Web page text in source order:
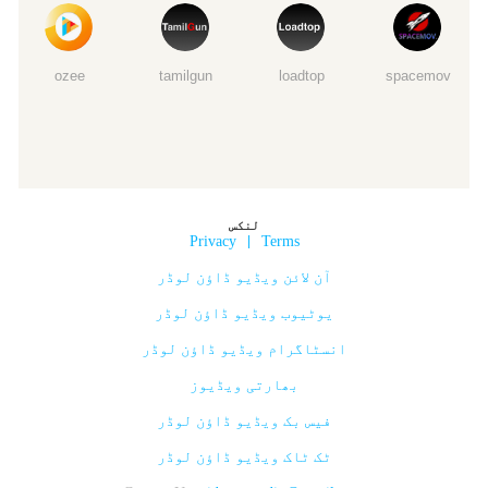
ozee tamilgun loadtop spacemov
لنکس
Privacy | Terms
آن لائن ویڈیو ڈاؤن لوڈر
یوٹیوب ویڈیو ڈاؤن لوڈر
انسٹاگرام ویڈیو ڈاؤن لوڈر
بھارتی ویڈیوز
فیس بک ویڈیو ڈاؤن لوڈر
ٹک ٹاک ویڈیو ڈاؤن لوڈر